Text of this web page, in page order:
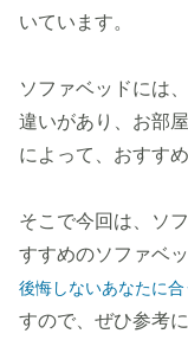
いています。
ソファベッドには
違いがあり、お部
によって、おすす
そこで今回は、ソ
すすめのソファベ
後悔しないあなたに
すので、ぜひ参考